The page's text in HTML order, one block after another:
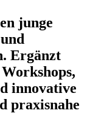
junge
Ergänzt
innovative
praxisnahe